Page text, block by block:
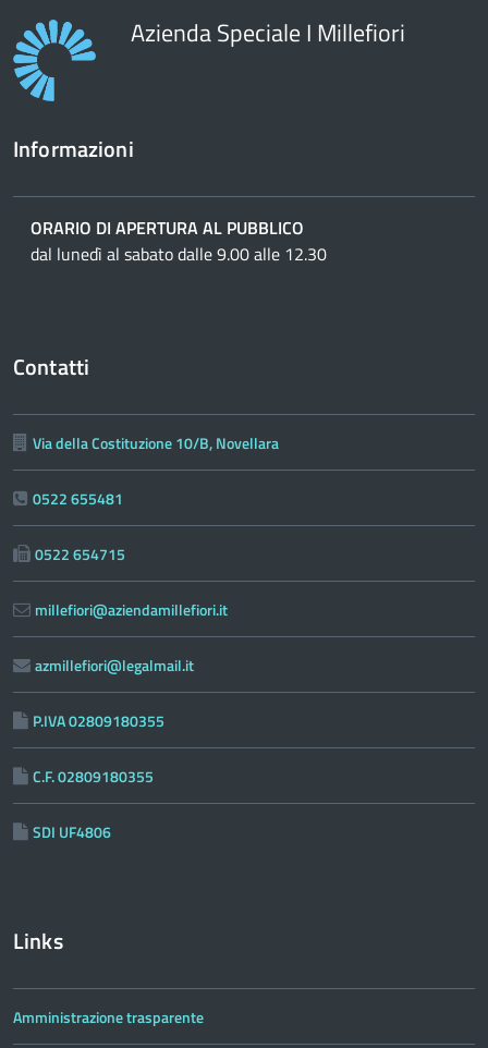
Azienda Speciale I Millefiori
Informazioni
ORARIO DI APERTURA AL PUBBLICO
dal lunedì al sabato dalle 9.00 alle 12.30
Contatti
Via della Costituzione 10/B, Novellara
0522 655481
0522 654715
millefiori@aziendamillefiori.it
azmillefiori@legalmail.it
P.IVA 02809180355
C.F. 02809180355
SDI UF4806
Links
Amministrazione trasparente